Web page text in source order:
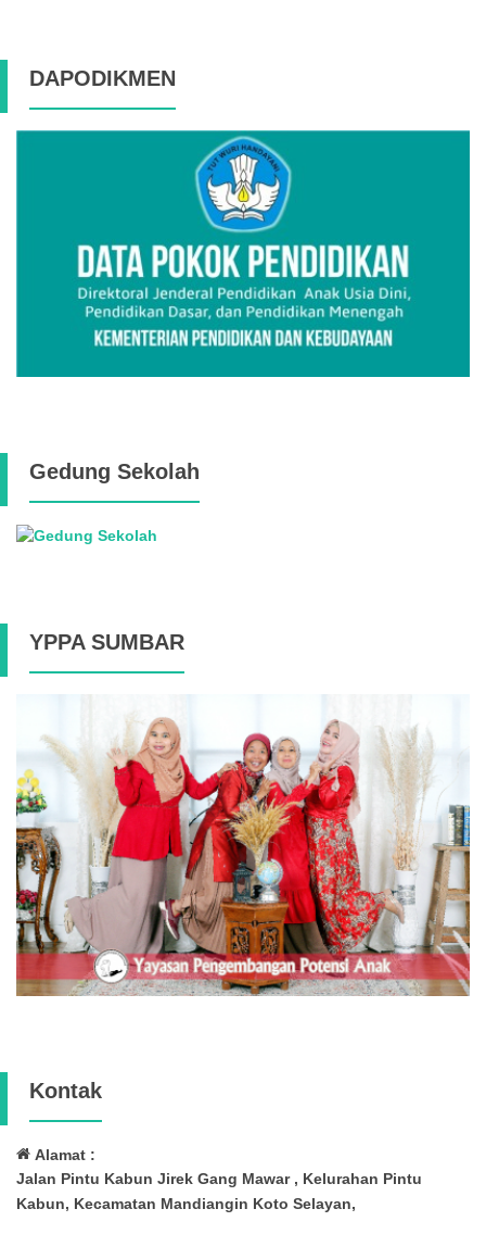
DAPODIKMEN
Gedung Sekolah
YPPA SUMBAR
Kontak
Alamat :
Jalan Pintu Kabun Jirek Gang Mawar , Kelurahan Pintu
Kabun, Kecamatan Mandiangin Koto Selayan,